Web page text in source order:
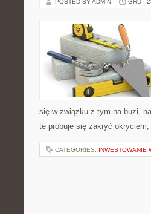
POSTED BY ADMIN GRU -
się w związku z tym na buzi,
te próbuje się zakryć
CATEGORIES: INWESTOWANIE